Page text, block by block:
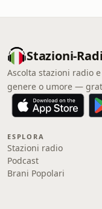
Stazioni-
Ascolta stazioni radio
genere o umore —
ESPLORA
Stazioni radio
Podcast
Brani Popolari